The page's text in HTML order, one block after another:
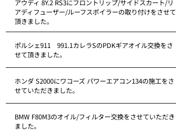
アウディ 8Y.2 RS3にフロントリップ/サイドスカート/リ
アディフューザー/ルーフスポイラーの取り付けをさせて
頂きました。
ポルシェ911 991.1カレラSのPDKギアオイル交換をさ
せて頂きました。
ホンダ S2000にワコーズ パワーエアコン134の施工をさ
せていただきました。
BMW F80M3のオイル/フィルター交換をさせていただき
ました。